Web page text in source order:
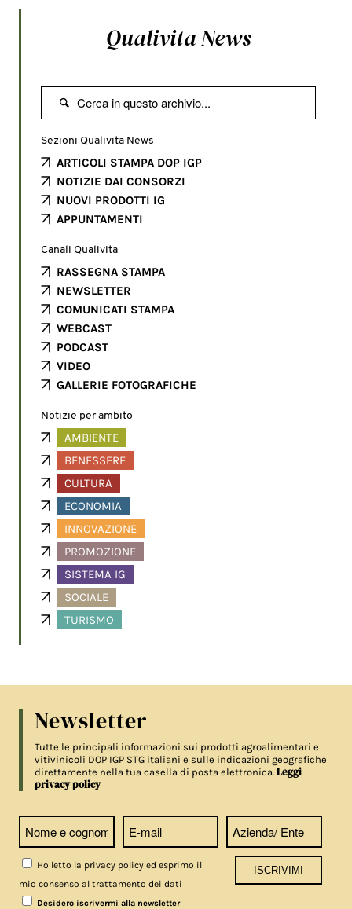
Qualivita News

Sezioni Qualivita News
ARTICOLI STAMPA DOP IGP
NOTIZIE DAI CONSORZI
NUOVI PRODOTTI IG
APPUNTAMENTI
Canali Qualivita
RASSEGNA STAMPA
NEWSLETTER
COMUNICATI STAMPA
WEBCAST
PODCAST
VIDEO
GALLERIE FOTOGRAFICHE
Notizie per ambito
AMBIENTE
BENESSERE
CULTURA
ECONOMIA
INNOVAZIONE
PROMOZIONE
SISTEMA IG
SOCIALE
TURISMO
Newsletter
Tutte le principali informazioni sui prodotti agroalimentari e
vitivinicoli DOP IGP STG italiani e sulle indicazioni geografiche
direttamente nella tua casella di posta elettronica.Leggi
privacy policy
Ho letto la privacy policy ed esprimo il
mio consenso al trattamento dei dati
Desidero iscrivermi alla newsletter